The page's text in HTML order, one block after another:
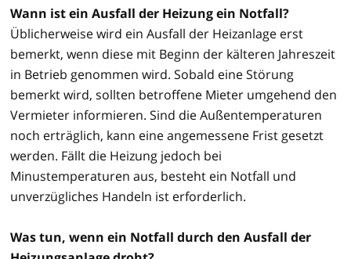
Wann ist ein Ausfall der Heizung ein Notfall?
Üblicherweise wird ein Ausfall der Heizanlage erst
bemerkt, wenn diese mit Beginn der kälteren Jahreszeit
in Betrieb genommen wird. Sobald eine Störung
bemerkt wird, sollten betroffene Mieter umgehend den
Vermieter informieren. Sind die Außentemperaturen
noch erträglich, kann eine angemessene Frist gesetzt
werden. Fällt die Heizung jedoch bei
Minustemperaturen aus, besteht ein Notfall und
unverzügliches Handeln ist erforderlich.
Was tun, wenn ein Notfall durch den Ausfall der